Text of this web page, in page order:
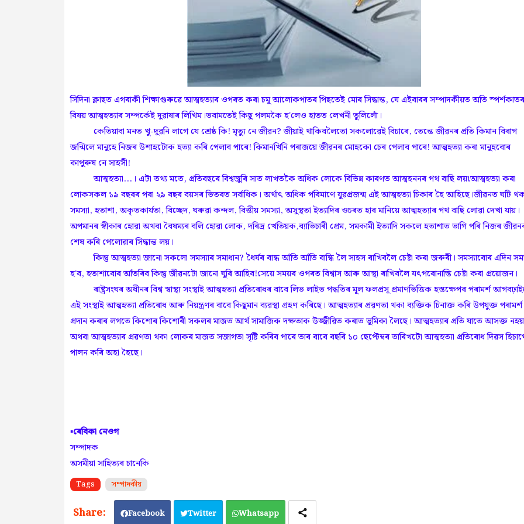
সিদিনা ক্লাছত এগৰাকী শিক্ষাগুৰুৱে আত্মহত্যাৰ ওপৰত কৰা চমু আলোকপাতৰ পিছতেই মোৰ সিদ্ধান্ত, যে এইবাৰৰ সম্পাদকীয়ত অতি স্পৰ্শকাতৰ
বিষয় আত্মহত্যাৰ সম্পৰ্কেই দুৱাষাৰ লিখিম।ভবামতেই কিছু পলমকৈ হ'লেও হাতত লেখনী তুলিলোঁ।
কেতিয়াবা মনত খু-দুৱনি লাগে যে শ্ৰেষ্ঠ কি! মৃত্যু নে জীৱন? জীয়াই থাকিবলৈতো সকলোৱেই বিচাৰে, তেন্তে জীৱনৰ প্ৰতি কিমান বিৰাগ
জন্মিলে মানুহে নিজৰ উশাহটোক হত্যা কৰি পেলাব পাৰে! কিমানখিনি পৰাজয়ে জীৱনৰ মোহকো চেৰ পেলাব পাৰে! আত্মহত্যা কৰা মানুহবোৰ
কাপুৰুষ নে সাহসী!
আত্মহত্যা...। এটা তথ্য মতে, প্রতিবছৰে বিশ্বজুৰি সাত লাখতকৈ অধিক লোকে বিভিন্ন কাৰণত আত্মহননৰ পথ বাছি লয়৷আত্মহত্যা কৰা
লোকসকল ১৯ বছৰৰ পৰা ২৯ বছৰ বয়সৰ ভিতৰত সর্বাধিক। অৰ্থাৎ অধিক পৰিমাণে যুৱপ্ৰজন্ম এই আত্মহত্যা চিকাৰ হৈ আহিছে।জীৱনত ঘটি
সমস্যা, হতাশা, অকৃতকাৰ্যতা, বিচ্ছেদ, ঘৰুৱা কন্দল, বিত্তীয় সমস্যা, অসুস্থতা ইত্যাদিৰ ওচৰত হাৰ মানিয়ে আত্মহত্যাৰ পথ বাছি লোৱা দেখা যায়।
অপমানৰ স্বীকাৰ হোৱা অথবা বৈষম্যৰ বলি হোৱা লোক, দৰিদ্ৰ খেতিয়ক,ব্যাভিচাৰী প্ৰেম, সমকামী ইত্যাদি সকলে হতাশাত ভাগি পৰি নিজৰ
শেষ কৰি পেলোৱাৰ সিদ্ধান্ত লয়।
কিন্তু আত্মহত্যা জানো সকলো সমস্যাৰ সমাধান? ধৈৰ্যৰ বান্ধ আঁতি আঁতি বান্ধি লৈ সাহস ৰাখিবলৈ চেষ্টা কৰা জৰুৰী। সমস্যাবোৰ এদিন
হ'ব, হতাশাবোৰ আঁতৰিব কিন্তু জীৱনটো জানো ঘূৰি আহিব!সেয়ে সময়ৰ ওপৰত বিশ্বাস আৰু আস্থা ৰাখিবলৈ যৎপৰোনাস্তি চেষ্টা কৰা প্ৰয়োজন।
ৰাষ্ট্রসংঘৰ অধীনৰ বিশ্ব স্বাস্থ্য সংস্থাই আত্মহত্যা প্রতিৰোধৰ বাবে লিভ লাইভ পদ্ধতিৰ মূল ফলপ্রসূ প্রমাণভিত্তিক হস্তক্ষেপৰ পৰামর্শ
এই সংস্থাই আত্মহত্যা প্ৰতিৰোধ আৰু নিয়ন্ত্ৰণৰ বাবে কিছুমান ব্যৱস্থা গ্ৰহণ কৰিছে। আত্মহত্যাৰ প্ৰৱণতা থকা ব্যক্তিক চিনাক্ত কৰি উপযুক্ত পৰামৰ্শ
প্ৰদান কৰাৰ লগতে কিশোৰ কিশোৰী সকলৰ মাজত আৰ্থ সামাজিক দক্ষতাক উজ্জীৱিত কৰাত ভূমিকা লৈছে। আত্মহত্যাৰ প্ৰতি যাতে আসক্ত নহয়
অথবা আত্মহত্যাৰ প্ৰৱণতা থকা লোকৰ মাজত সজাগতা সৃষ্টি কৰিব পাৰে তাৰ বাবে বছৰি ১০ ছেপ্টেম্বৰ তাৰিখটো আত্মহত্যা প্ৰতিৰোধ দিৱস
পালন কৰি অহা হৈছে।
▪️ৰেবিকা নেওগ
সম্পাদক
অসমীয়া সাহিত্যৰ চানেকি
Tags সম্পাদকীয়
Facebook Twitter Whatsapp